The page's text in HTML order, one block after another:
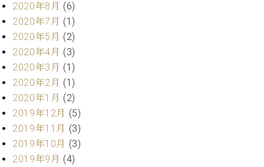
2020年8月 (6)
2020年7月 (1)
2020年5月 (2)
2020年4月 (3)
2020年3月 (1)
2020年2月 (1)
2020年1月 (2)
2019年12月 (5)
2019年11月 (3)
2019年10月 (3)
2019年9月 (4)